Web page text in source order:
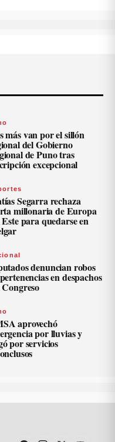
más van por el sillón
del Gobierno
de Puno tras
excepcional
Segarra rechaza
millonaria de Europa
para quedarse en
denuncian robos
en despachos
aprovechó
por lluvias y
por servicios